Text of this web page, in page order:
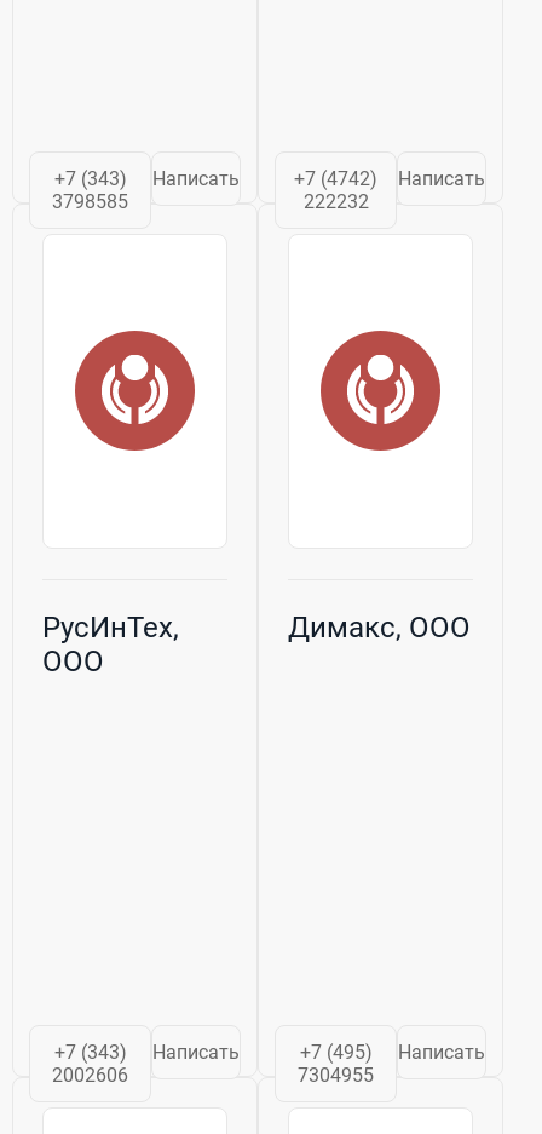
+7 (343)
3798585
Написать
+7 (4742)
222232
Написать
РусИнТех,
ООО
+7 (343)
2002606
Написать
Димакс, ООО
+7 (495)
7304955
Написать